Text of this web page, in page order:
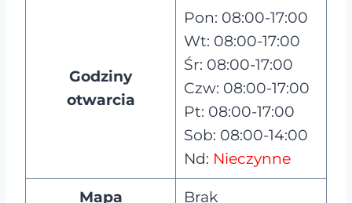
Godziny
otwarcia
Pon: 08:00-17:00
Wt: 08:00-17:00
Śr: 08:00-17:00
Czw: 08:00-17:00
Pt: 08:00-17:00
Sob: 08:00-14:00
Nd: Nieczynne
Mapa Brak